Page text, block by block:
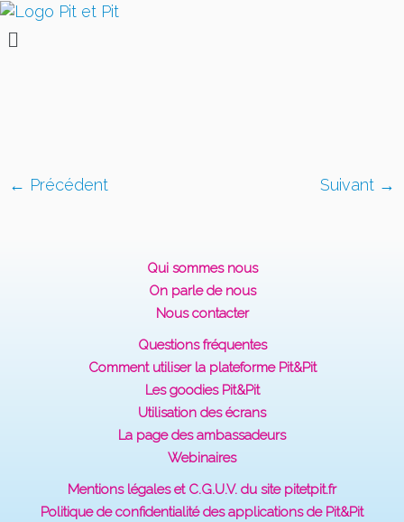
← Précédent Suivant →
Qui sommes nous
On parle de nous
Nous contacter
Questions fréquentes
Comment utiliser la plateforme Pit&Pit
Les goodies Pit&Pit
Utilisation des écrans
La page des ambassadeurs
Webinaires
Mentions légales et C.G.U.V. du site pitetpit.fr
Politique de confidentialité des applications de Pit&Pit